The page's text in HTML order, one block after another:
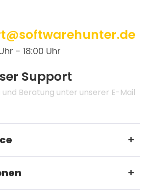
- 18:00 Uhr
Support
Beratung unter unserer E-Mail